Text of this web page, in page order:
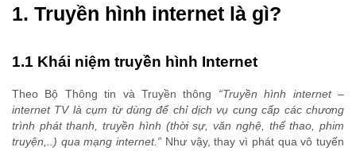
1. Truyền hình internet là gì?
1.1 Khái niệm truyền hình Internet
Theo Bộ Thông tin và Truyền thông “Truyền hình internet –
internet TV là cụm từ dùng để chỉ dịch vụ cung cấp các chương
trình phát thanh, truyền hình (thời sự, văn nghệ, thể thao, phim
truyện,..) qua mạng internet.” Như vậy, thay vì phát qua vô tuyến